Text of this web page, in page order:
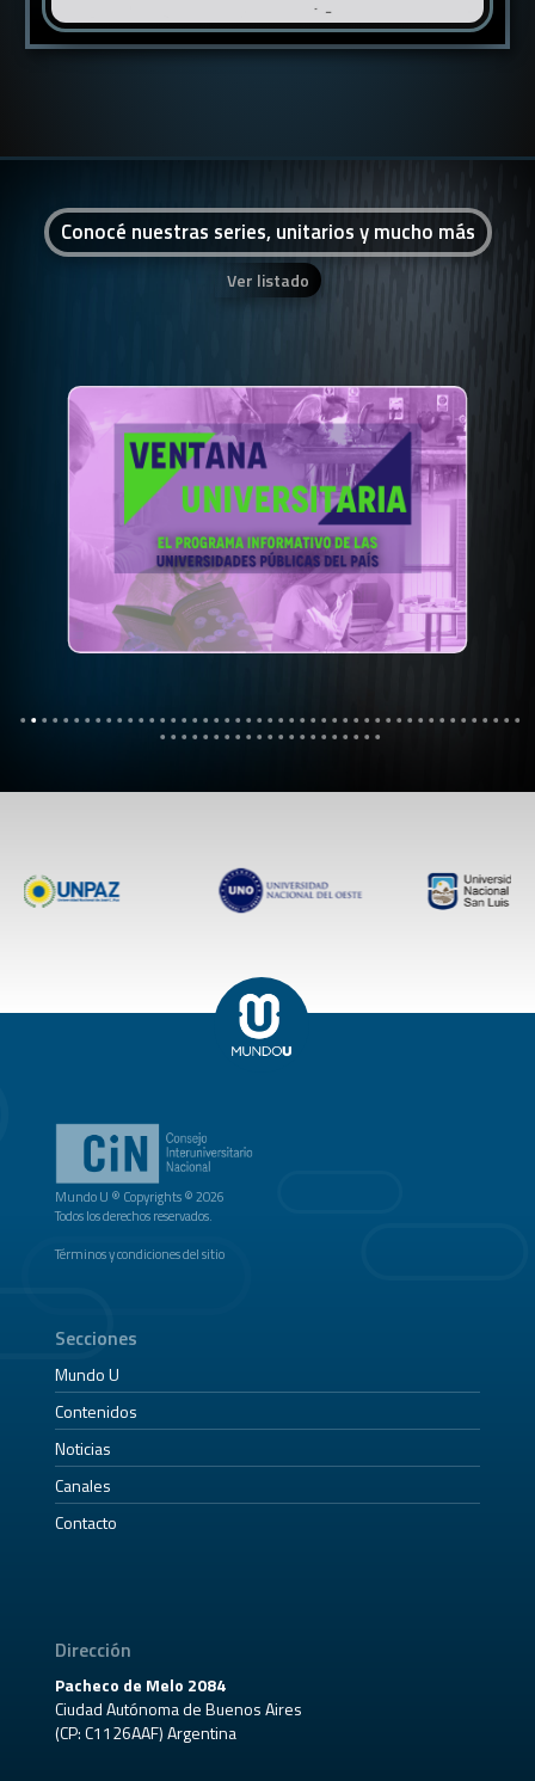
Conocé nuestras series, unitarios y mucho más
Ver listado
Mundo U ® Copyrights © 2026
Todos los derechos reservados.
Términos y condiciones del sitio
Secciones
Mundo U
Contenidos
Noticias
Canales
Contacto
Dirección
Pacheco de Melo 2084
Ciudad Autónoma de Buenos Aires
(CP: C1126AAF) Argentina